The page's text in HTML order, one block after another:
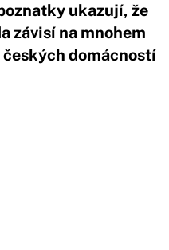
ukazují, že
závisí na mnohem
domácností